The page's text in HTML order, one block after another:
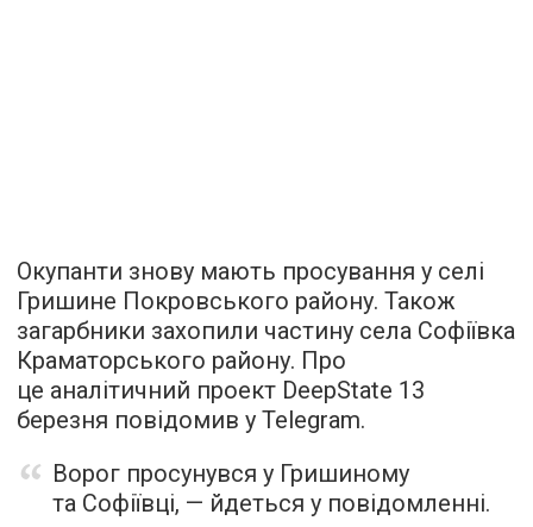
Окупанти знову мають просування у селі
Гришине Покровського району. Також
загарбники захопили частину села Софіївка
Краматорського району. Про
це аналітичний проект DeepState 13
березня повідомив у Telegram.
Ворог просунувся у Гришиному
та Софіївці, — йдеться у повідомленні.